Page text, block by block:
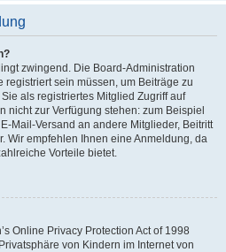
zwingend. Die Board-Administration
registriert sein müssen, um Beiträge zu
als registriertes Mitglied Zugriff auf
nicht zur Verfügung stehen: zum Beispiel
Mail-Versand an andere Mitglieder, Beitritt
Wir empfehlen Ihnen eine Anmeldung, da
Vorteile bietet.
Online Privacy Protection Act of 1998
von Kindern im Internet von